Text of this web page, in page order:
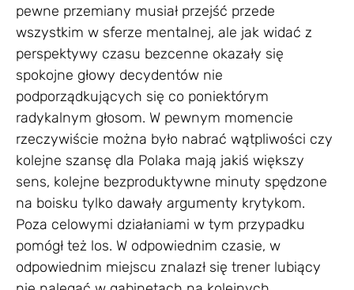
pewne przemiany musiał przejść przede
wszystkim w sferze mentalnej, ale jak widać z
perspektywy czasu bezcenne okazały się
spokojne głowy decydentów nie
podporządkujących się co poniektórym
radykalnym głosom. W pewnym momencie
rzeczywiście można było nabrać wątpliwości czy
kolejne szansę dla Polaka mają jakiś większy
sens, kolejne bezproduktywne minuty spędzone
na boisku tylko dawały argumenty krytykom.
Poza celowymi działaniami w tym przypadku
pomógł też los. W odpowiednim czasie, w
odpowiednim miejscu znalazł się trener lubiący